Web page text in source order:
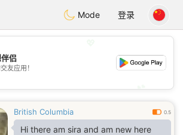
Dating
Mode 登录
💕
侣
友应用！
British Columbia 0.5
Hi there am sira and am new here